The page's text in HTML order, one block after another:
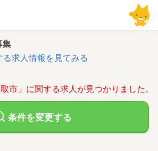
求人情報を見てみる
市」に関する求人が見つかりました。
条件を変更する